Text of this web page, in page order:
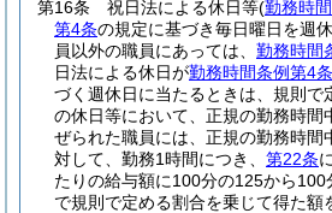
第16条
祝日法による休日等(勤務時
第4条の規定に基づき毎日曜日を週
員以外の職員にあっては、 勤務時間
日法による休日が勤務時間条例第4条
づく週休日に当たるときは、規則で
の休日等において、正規の勤務時間
ぜられた職員には、正規の勤務時間
対して、勤務1時間につき、 第22条
たりの給与額に100分の125から
で規則で定める割合を乗じて得た額